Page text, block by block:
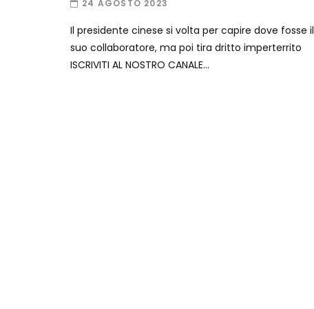
24 AGOSTO 2023
Il presidente cinese si volta per capire dove fosse il
suo collaboratore, ma poi tira dritto imperterrito
ISCRIVITI AL NOSTRO CANALE...